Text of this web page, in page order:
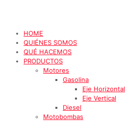
HOME
QUIÉNES SOMOS
QUÉ HACEMOS
PRODUCTOS
Motores
Gasolina
Eje Horizontal
Eje Vertical
Diesel
Motobombas